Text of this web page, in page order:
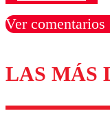
Ver comentarios
Los
LAS MÁS